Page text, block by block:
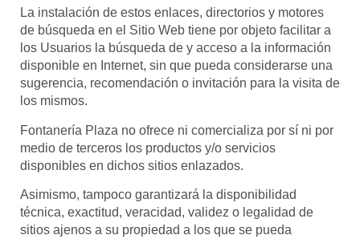
La instalación de estos enlaces, directorios y motores
de búsqueda en el Sitio Web tiene por objeto facilitar a
los Usuarios la búsqueda de y acceso a la información
disponible en Internet, sin que pueda considerarse una
sugerencia, recomendación o invitación para la visita de
los mismos.
Fontanería Plaza no ofrece ni comercializa por sí ni por
medio de terceros los productos y/o servicios
disponibles en dichos sitios enlazados.
Asimismo, tampoco garantizará la disponibilidad
técnica, exactitud, veracidad, validez o legalidad de
sitios ajenos a su propiedad a los que se pueda